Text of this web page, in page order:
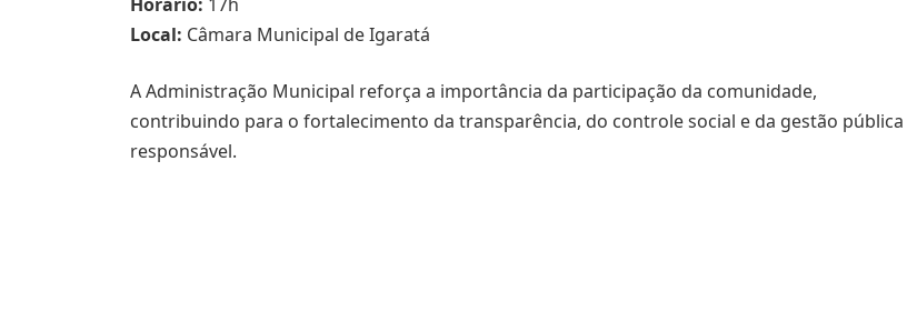
Local: Câmara Municipal de Igaratá
A Administração Municipal reforça a importância da participação da comunidade,
contribuindo para o fortalecimento da transparência, do controle social e da gestão pública
responsável.